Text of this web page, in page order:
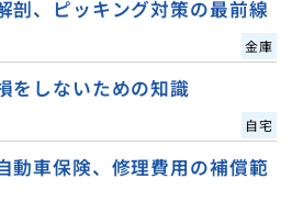
剖、ピッキング対策の最前線
金庫
をしないための知識
自宅
動車保険、修理費用の補償範